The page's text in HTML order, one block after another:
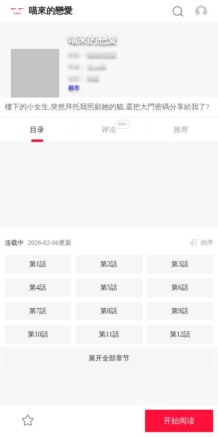
喵來的戀愛
喵來的戀愛
别名： 喵来的恋爱
作者： 10_milli
地区： 韩国
都市
樓下的小女生,突然拜托我照顧她的貓,還把大門密碼分享給我了?
目录 评论
999+
推荐
连载中 2026-02-06更新 倒序
第1話 第2話 第3話
第4話 第5話 第6話
第7話 第8話 第9話
第10話 第11話 第12話
第14話
第22話
开始阅读
展开全部章节